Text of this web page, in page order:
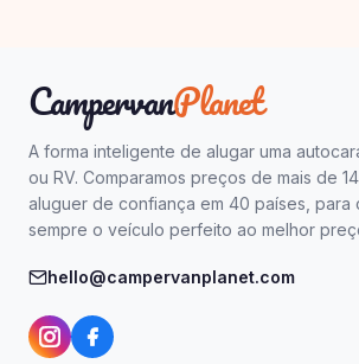
CampervanPlanet
A forma inteligente de alugar uma
ou RV. Comparamos preços de mais de
aluguer de confiança em 40 países, para
sempre o veículo perfeito ao melhor
hello@campervanplanet.com